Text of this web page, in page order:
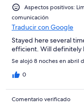
Mediocre
Horrible
Aspectos positivos:
comunicación
Traducir con Google
Stayed here several
efficient. Will definitely
Se alojó 8 noches en abril
0
Comentario verificado